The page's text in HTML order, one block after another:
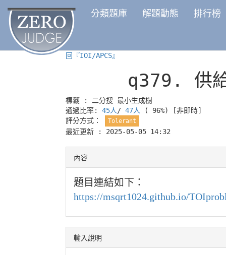
分類題庫 解題動態 排行榜
回『IOI/APCS』
q379. 供
標籤 : 二分搜 最小生成樹
通過比率: 45人 / 47人 ( 96%)
[非即時]
評分方式：
Tolerant
最近更新 : 2025-05-05 14:32
內容
題目連結如下：
https://msqrt1024.github.io/
輸入說明